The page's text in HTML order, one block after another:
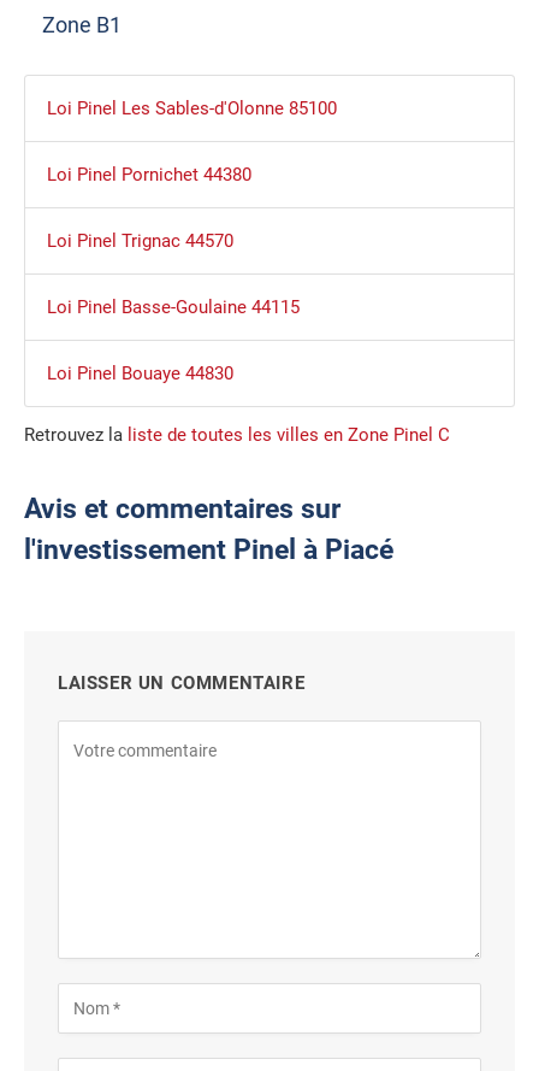
Zone B1
Loi Pinel Les Sables-d'Olonne 85100
Loi Pinel Pornichet 44380
Loi Pinel Trignac 44570
Loi Pinel Basse-Goulaine 44115
Loi Pinel Bouaye 44830
Retrouvez la liste de toutes les villes en Zone Pinel C
Avis et commentaires sur
l'investissement Pinel à Piacé
LAISSER UN COMMENTAIRE